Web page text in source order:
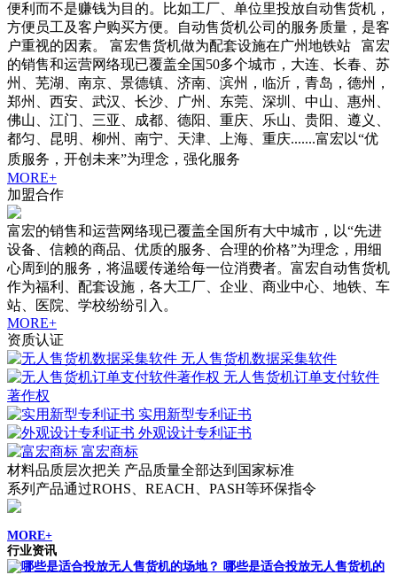
便利而不是赚钱为目的。比如工厂、单位里投放自动售货机，
方便员工及客户购买方便。自动售货机公司的服务质量，是客
户重视的因素。 富宏售货机做为配套设施在广州地铁站 富宏
的销售和运营网络现已覆盖全国50多个城市，大连、长春、苏
州、芜湖、南京、景德镇、济南、滨州，临沂，青岛，德州，
郑州、西安、武汉、长沙、广州、东莞、深圳、中山、惠州、
佛山、江门、三亚、成都、德阳、重庆、乐山、贵阳、遵义、
都匀、昆明、柳州、南宁、天津、上海、重庆.......富宏以“优
质服务，开创未来”为理念，强化服务
MORE+
加盟合作
富宏的销售和运营网络现已覆盖全国所有大中城市，以“先进
设备、信赖的商品、优质的服务、合理的价格”为理念，用细
心周到的服务，将温暖传递给每一位消费者。富宏自动售货机
作为福利、配套设施，各大工厂、企业、商业中心、地铁、车
站、医院、学校纷纷引入。
MORE+
资质认证
无人售货机数据采集软件
无人售货机订单支付软件
著作权
实用新型专利证书
外观设计专利证书
富宏商标
材料品质层次把关 产品质量全部达到国家标准
系列产品通过ROHS、REACH、PASH等环保指令
MORE+
行业资讯
哪些是适合投放无人售货机的